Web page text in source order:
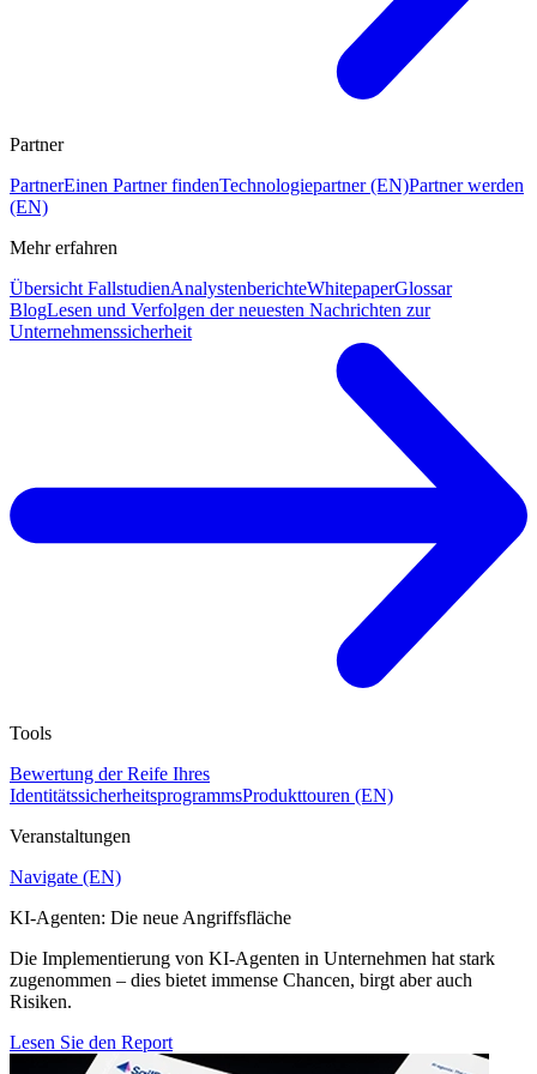
Partner
PartnerEinen Partner findenTechnologiepartner (EN)Partner werden
(EN)
Mehr erfahren
Übersicht FallstudienAnalystenberichteWhitepaperGlossar
BlogLesen und Verfolgen der neuesten Nachrichten zur
Unternehmenssicherheit
Tools
Bewertung der Reife Ihres
IdentitätssicherheitsprogrammsProdukttouren (EN)
Veranstaltungen
Navigate (EN)
KI-Agenten: Die neue Angriffsfläche
Die Implementierung von KI-Agenten in Unternehmen hat stark
zugenommen – dies bietet immense Chancen, birgt aber auch
Risiken.
Lesen Sie den Report